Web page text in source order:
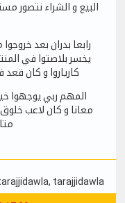
البيع و الشراء نتصور
رابعا بدران بعد
يخسر بلاصتوا في
كارياروا و كان
المهم ربي يوجهوا
معانا و كان لاعب
, tarajjidawla